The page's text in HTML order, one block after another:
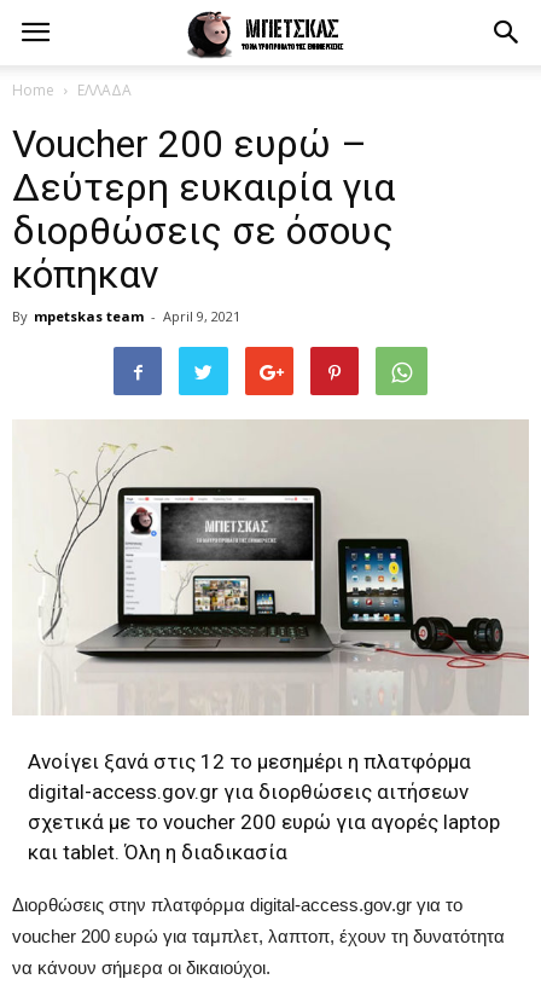
Home ΕΛΛΑΔΑ
Voucher 200 ευρώ –
Δεύτερη ευκαιρία για
διορθώσεις σε όσους
κόπηκαν
By mpetskas team - April 9, 2021
Ανοίγει ξανά στις 12 το μεσημέρι η πλατφόρμα
digital-access.gov.gr για διορθώσεις αιτήσεων
σχετικά με το voucher 200 ευρώ για αγορές laptop
και tablet. Όλη η διαδικασία
Διορθώσεις στην πλατφόρμα digital-access.gov.gr για το
voucher 200 ευρώ για ταμπλετ, λαπτοπ, έχουν τη δυνατότητα
να κάνουν σήμερα οι δικαιούχοι.